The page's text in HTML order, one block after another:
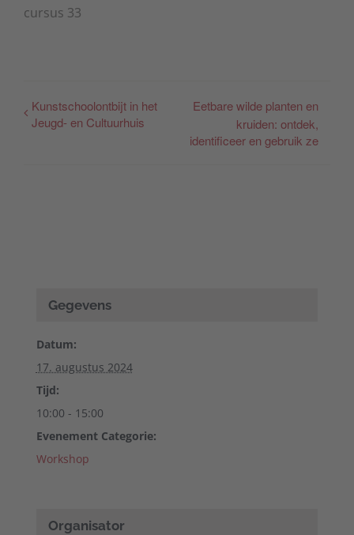
cursus 33
Kunstschoolontbijt in het
Jeugd- en Cultuurhuis
Eetbare wilde planten en
kruiden: ontdek,
identificeer en gebruik ze
Gegevens
Datum:
17. augustus 2024
Tijd:
10:00 - 15:00
Evenement Categorie:
Workshop
Organisator